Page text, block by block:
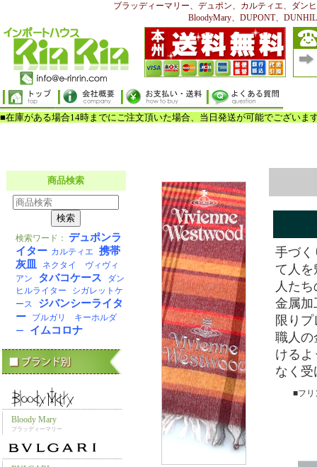
ブラッディーマリー、デュポン、カルティエ、ダン
BloodyMary、DUPONT、
手づく
て人を
人た
金属加
限り
職人の
ける
なく
■フリ